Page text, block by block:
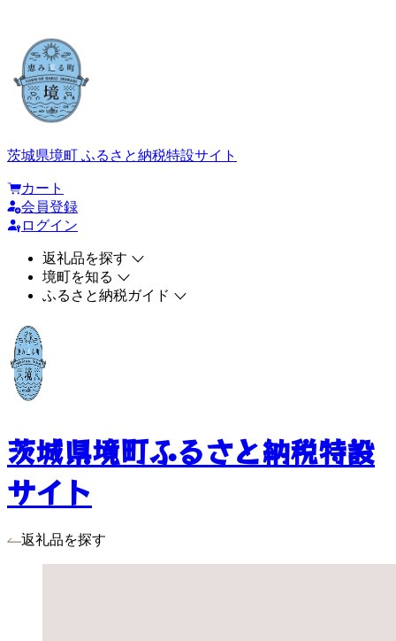
茨城県境町 ふるさと納税特設サイト
カート
会員登録
ログイン
返礼品を探す
境町を知る
ふるさと納税ガイド
茨城県境町ふるさと納税特設
サイト
返礼品を探す